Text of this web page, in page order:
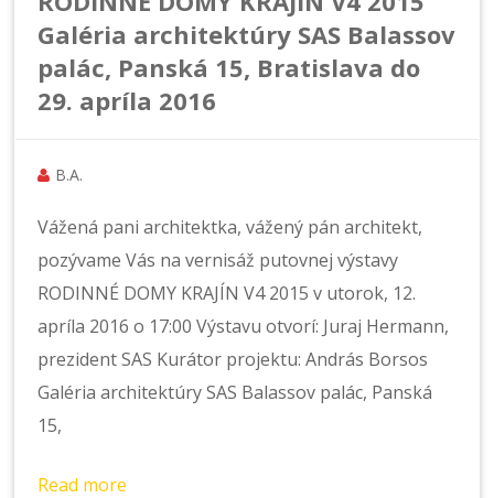
Galéria architektúry SAS Balassov
palác, Panská 15, Bratislava do
29. apríla 2016
B.A.
Vážená pani architektka, vážený pán architekt,
pozývame Vás na vernisáž putovnej výstavy
RODINNÉ DOMY KRAJÍN V4 2015 v utorok, 12.
apríla 2016 o 17:00 Výstavu otvorí: Juraj Hermann,
prezident SAS Kurátor projektu: András Borsos
Galéria architektúry SAS Balassov palác, Panská
15,
Read more